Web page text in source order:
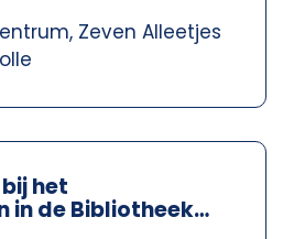
Zeven Alleetjes
het
in de Bibliotheek